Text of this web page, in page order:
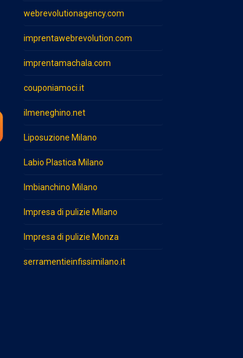
webrevolutionagency.com
imprentawebrevolution.com
imprentamachala.com
couponiamoci.it
ilmeneghino.net
Liposuzione Milano
Labio Plastica Milano
Imbianchino Milano
Impresa di pulizie Milano
Impresa di pulizie Monza
serramentieinfissimilano.it